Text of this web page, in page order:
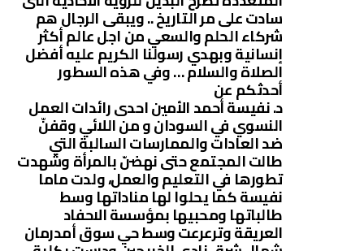
سادت على مر التاريخ .. ويبقى الرجال هم
شركاء الحلم والسعي من اجل عالم أكثر
إنسانية وبهدي رسولنا الكريم عليه أفضل
الصلاة والسلام … وفي هذه السطور
أحدثكم عن
د. نفيسة أحمد الأمين احدى رائدات العمل
النسوي في السودان و من اللائي وقفنّ
ضد العادات والممارسات السالبة التي
طالت المجتمع حتى نهضنّ بالمرأة وشهدت
تطورها في التعليم والعمل، ولدت ماما
نفيسة كما يحلوا لها مناداتها وسط
طالباتها ومحبيها بمؤسسة الاحفاد
العريقة وترعرعت وسط حي سوق أمدرمان